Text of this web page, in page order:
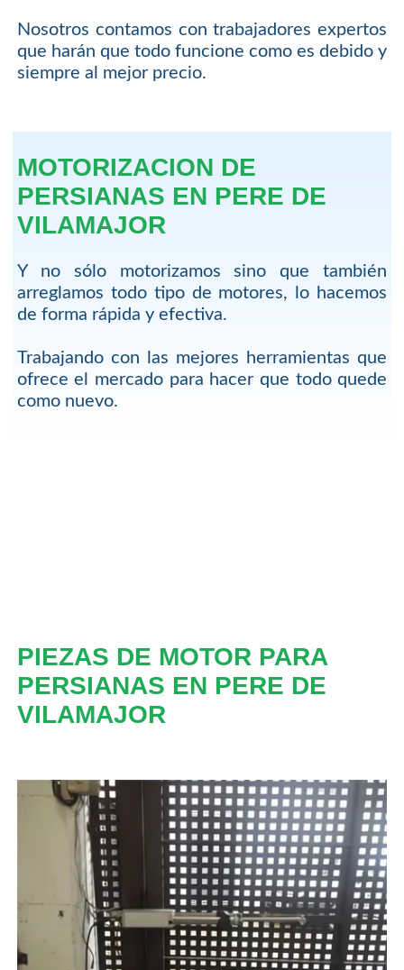
Nosotros contamos con trabajadores expertos
que harán que todo funcione como es debido y
siempre al mejor precio.
MOTORIZACION DE
PERSIANAS EN PERE DE
VILAMAJOR
Y no sólo motorizamos sino que también
arreglamos todo tipo de motores, lo hacemos
de forma rápida y efectiva.
Trabajando con las mejores herramientas que
ofrece el mercado para hacer que todo quede
como nuevo.
PIEZAS DE MOTOR PARA
PERSIANAS EN PERE DE
VILAMAJOR